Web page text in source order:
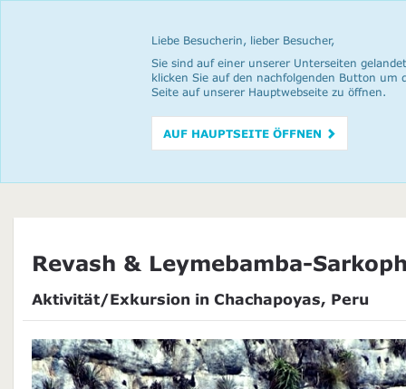
Liebe Besucherin, lieber Besucher,
Sie sind auf einer unserer Unterseiten
klicken Sie auf den nachfolgenden Button um
Seite auf unserer Hauptwebseite zu öffnen.
AUF HAUPTSEITE ÖFFNEN
Revash & Leymebamba-
Aktivität/Exkursion in Chachapoyas, Peru